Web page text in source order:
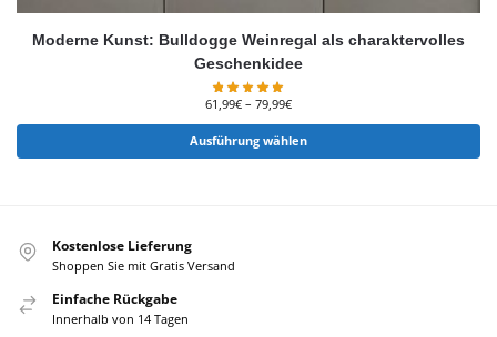
Moderne Kunst: Bulldogge Weinregal als charaktervolles
Geschenkidee
61,99€ – 79,99€
Ausführung wählen
Kostenlose Lieferung
Shoppen Sie mit Gratis Versand
Einfache Rückgabe
Innerhalb von 14 Tagen